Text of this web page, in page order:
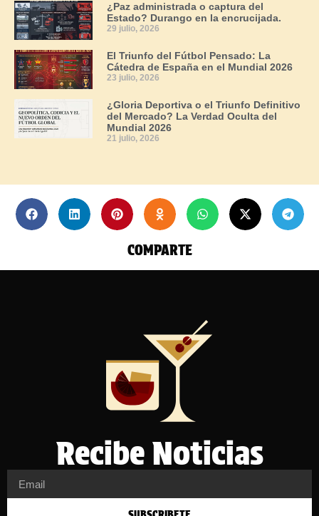
¿Paz administrada o captura del
Estado? Durango en la encrucijada.
29 julio, 2026
El Triunfo del Fútbol Pensado: La
Cátedra de España en el Mundial 2026
23 julio, 2026
¿Gloria Deportiva o el Triunfo Definitivo
del Mercado? La Verdad Oculta del
Mundial 2026
21 julio, 2026
COMPARTE
Recibe Noticias